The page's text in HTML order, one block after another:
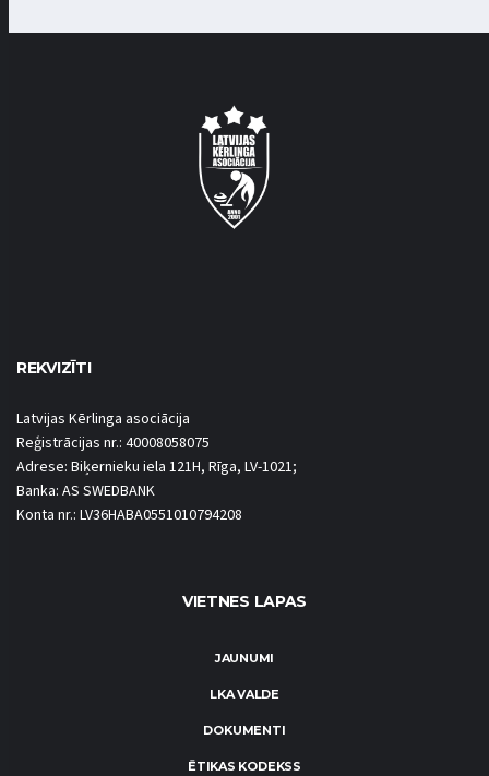
REKVIZĪTI
Latvijas Kērlinga asociācija
Reģistrācijas nr.: 40008058075
Adrese: Biķernieku iela 121H, Rīga, LV-1021;
Banka: AS SWEDBANK
Konta nr.: LV36HABA0551010794208
VIETNES LAPAS
JAUNUMI
LKA VALDE
DOKUMENTI
ĒTIKAS KODEKSS